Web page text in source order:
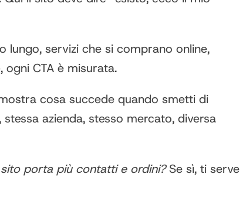
lungo, servizi che si comprano online,
CTA è misurata.
cosa succede quando smetti di
azienda, stesso mercato, diversa
porta più contatti e ordini?Se sì, ti serve